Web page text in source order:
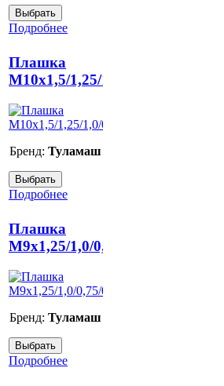
Подробнее
Плашка
M10x1,5/1,25/1,0/0,75/0,5
Бренд: Туламаш
Подробнее
Плашка
М9х1,25/1,0/0,75/0,5
Бренд: Туламаш
Подробнее